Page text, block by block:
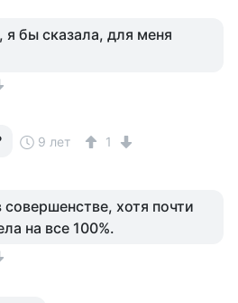
бы сказала, для меня
9 лет 1
хотя почти
на все 100%.